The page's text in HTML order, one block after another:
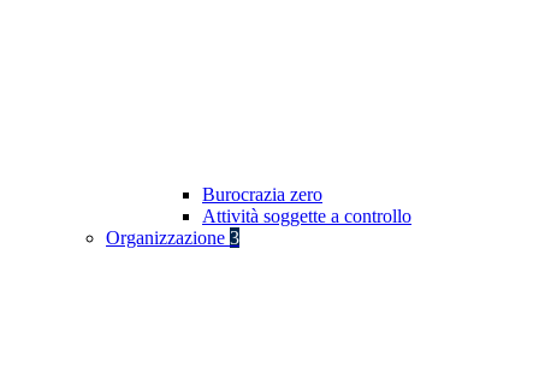
Burocrazia zero
Attività soggette a controllo
Organizzazione 3